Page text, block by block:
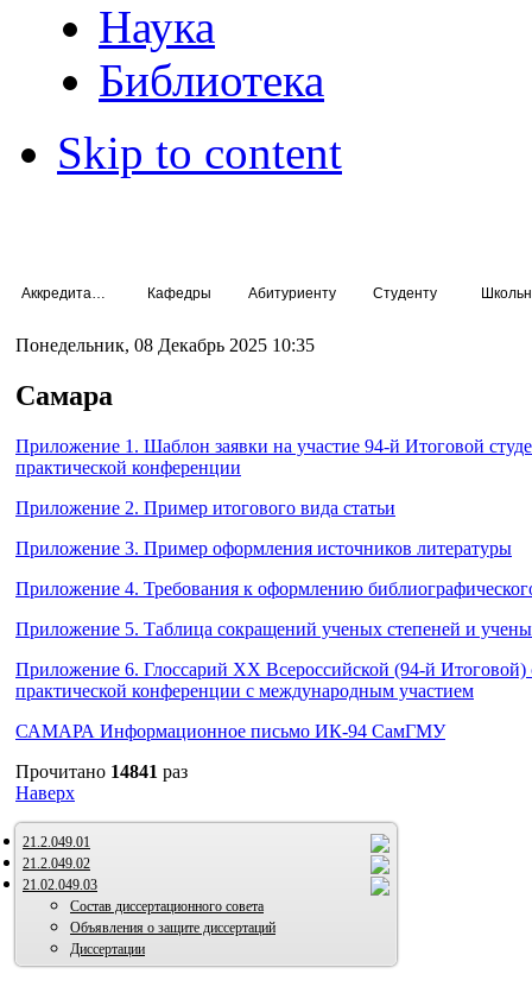
Наука
Библиотека
Skip to content
Кафедры Абитуриенту Студенту
Понедельник, 08 Декабрь 2025 10:35
Самара
Приложение 1. Шаблон заявки на участие 94-й Итоговой
практической конференции
Приложение 2. Пример итогового вида статьи
Приложение 3. Пример оформления источников литературы
Приложение 4. Требования к оформлению
Приложение 5. Таблица сокращений ученых степеней и
Приложение 6. Глоссарий XX Всероссийской (94-й Итоговой)
практической конференции c международным участием
САМАРА Информационное письмо ИК-94 СамГМУ
Прочитано 14841 раз
Наверх
21.2.049.01
21.2.049.02
21.02.049.03
Состав диссертационного совета
Объявления о защите диссертаций
Диссертации